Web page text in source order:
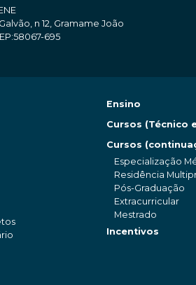
n 12, Gramame João
695
Ensino
Cursos (Técnico
Cursos
Especialização
Residência
Pós-Graduação
Extracurricular
Mestrado
Incentivos